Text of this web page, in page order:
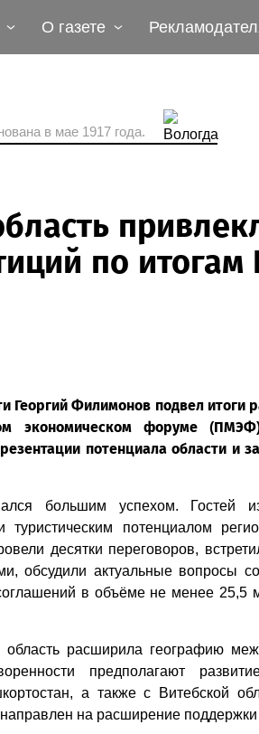
О газете
в мае 1917 года.
по
Георгий Филимонов подвел итоги
экономическом форуме
потенциала области и
большим успехом. Гостей
туристическим потенциалом
десятки переговоров,
обсудили актуальные вопросы
в объёме не менее 25,5
расширила географию
предполагают
а также с Витебской
на расширение поддержки